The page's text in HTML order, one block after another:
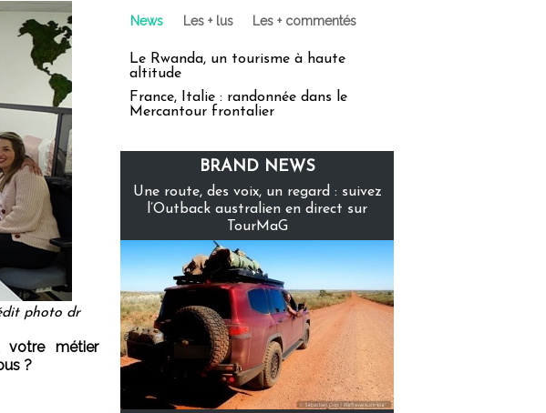
photo dr
votre métier
?
News Les + lus Les + commentés
Le Rwanda, un tourisme à haute
altitude
France, Italie : randonnée dans le
Mercantour frontalier
BRAND NEWS
Une route, des voix, un regard : suivez
l’Outback australien en direct sur
TourMaG